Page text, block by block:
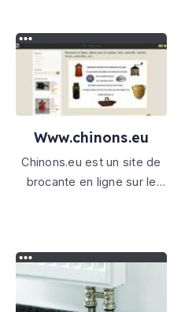
et plus. Et je vends mes
créations à qui les aime...
Du moins j'essaye.
Www.chinons.eu
Chinons.eu est un site de
brocante en ligne sur le
la vaisselle, des livres, du
linge de table, etc...